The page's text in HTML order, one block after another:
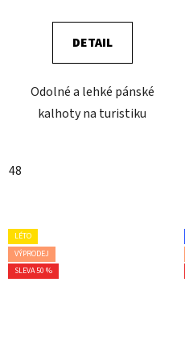
DETAIL
Odolné a lehké pánské
kalhoty na turistiku
48
LÉTO
VÝPRODEJ
SLEVA 50 %